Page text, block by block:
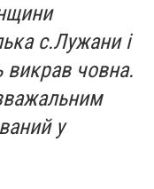
с.Лужани і
викрав човна.
у